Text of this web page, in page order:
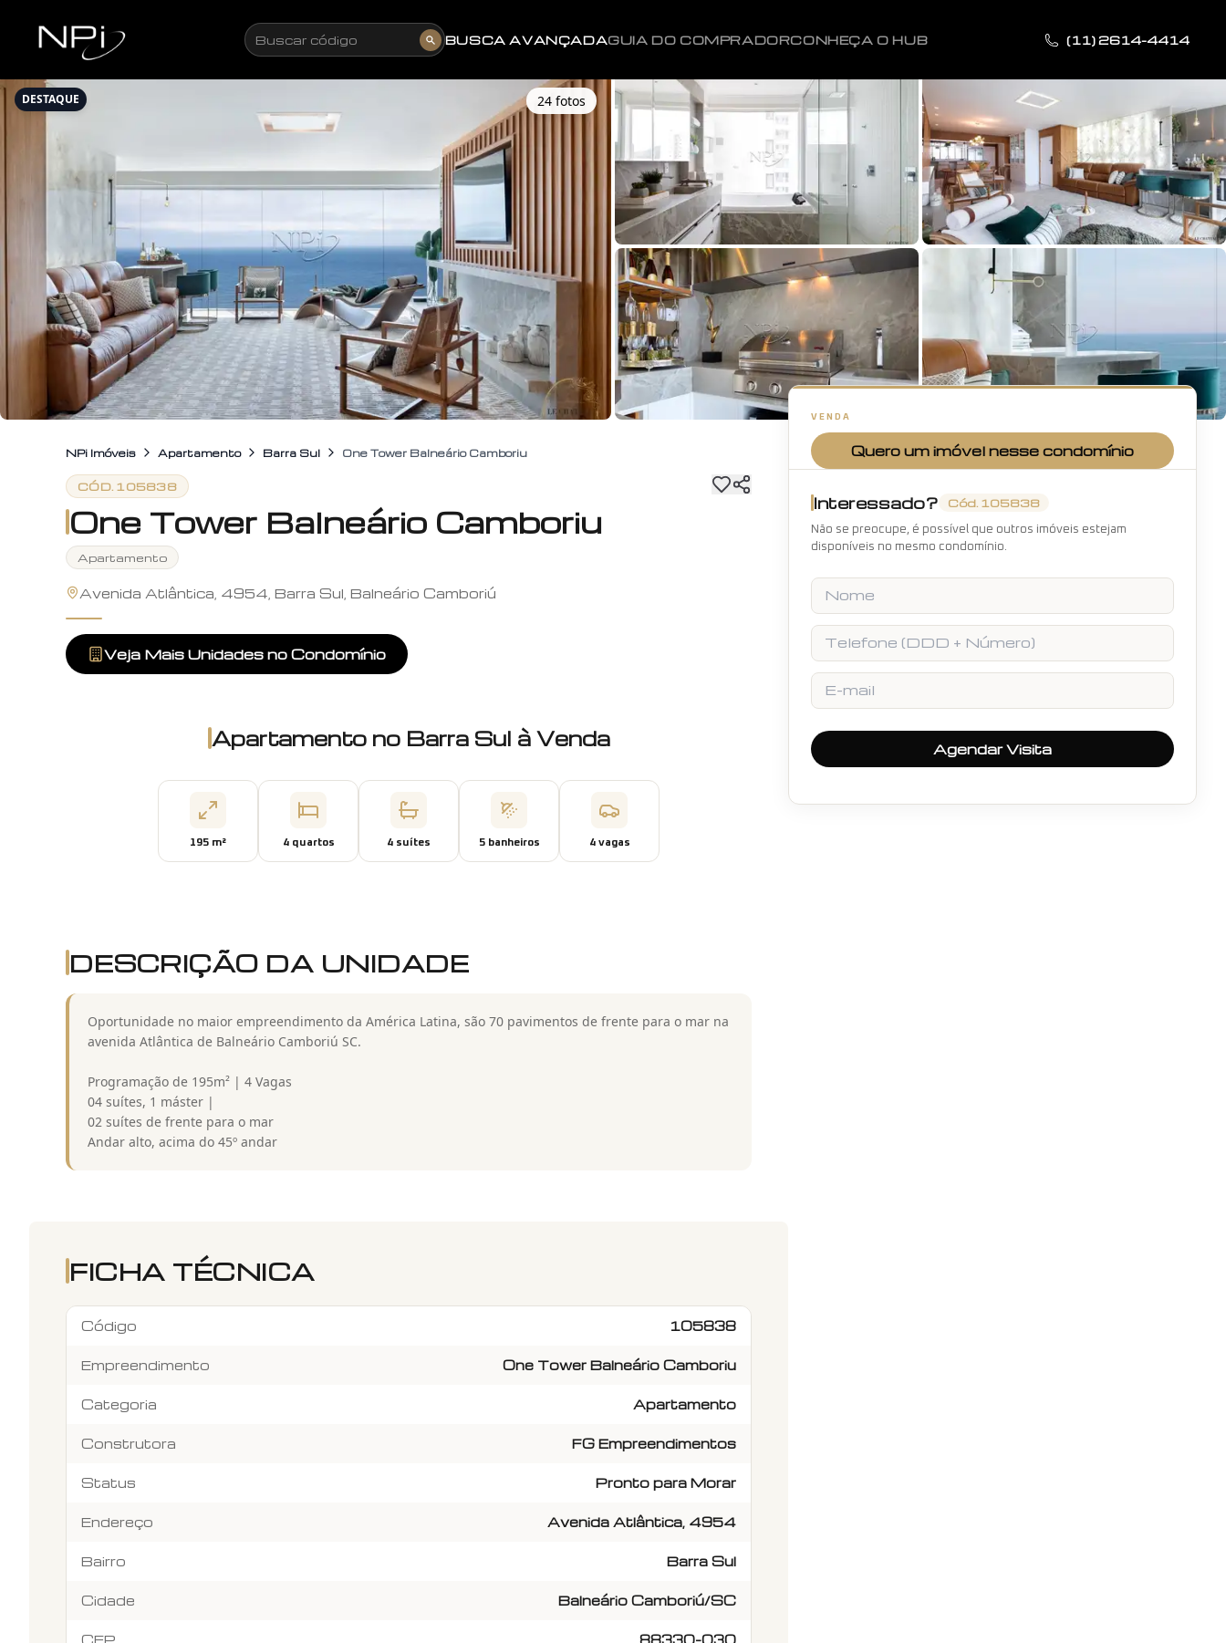
Buscar código BUSCA AVANÇADAGUIA DO COMPRADORCONHEÇA O HUB (11) 2614-4414
DESTAQUE 24 fotos
+19fotos
NPi Imóveis Apartamento Barra Sul One Tower Balneário Camboriu
CÓD. 105838
One Tower Balneário Camboriu
Apartamento
Avenida Atlântica, 4954, Barra Sul, Balneário Camboriú
Veja Mais Unidades no Condomínio
Apartamento no Barra Sul à Venda
195 m² 4quartos 4 suítes 5banheiros 4vagas
DESCRIÇÃO DA UNIDADE
Oportunidade no maior empreendimento da América Latina, são 70 pavimentos de frente para o mar na
avenida Atlântica de Balneário Camboriú SC.
Programação de 195m² | 4 Vagas
04 suítes, 1 máster |
02 suítes de frente para o mar
Andar alto, acima do 45º andar
FICHA TÉCNICA
Código 105838
Empreendimento One Tower Balneário Camboriu
Categoria Apartamento
Construtora FG Empreendimentos
Status Pronto para Morar
Endereço Avenida Atlântica, 4954
Bairro Barra Sul
Cidade Balneário Camboriú/SC
CEP 88330-030
VENDA
Quero um imóvel nesse condomínio
Interessado? Cód. 105838
Não se preocupe, é possível que outros imóveis estejam
disponíveis no mesmo condomínio.
Nome
Telefone
E-mail
Agendar Visita